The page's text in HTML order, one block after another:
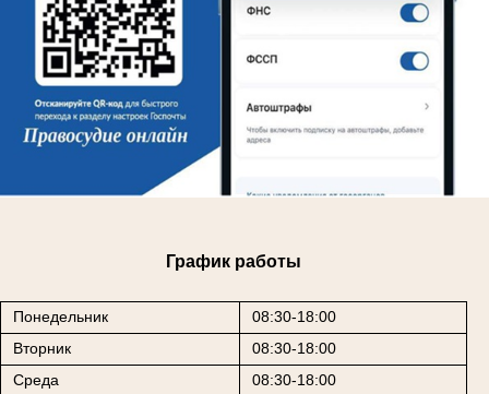
График работы
Понедельник
08:30-18:00
Вторник
08:30-18:00
Среда
08:30-18:00